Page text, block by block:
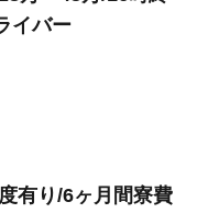
イバー
有り/6ヶ月間寮費